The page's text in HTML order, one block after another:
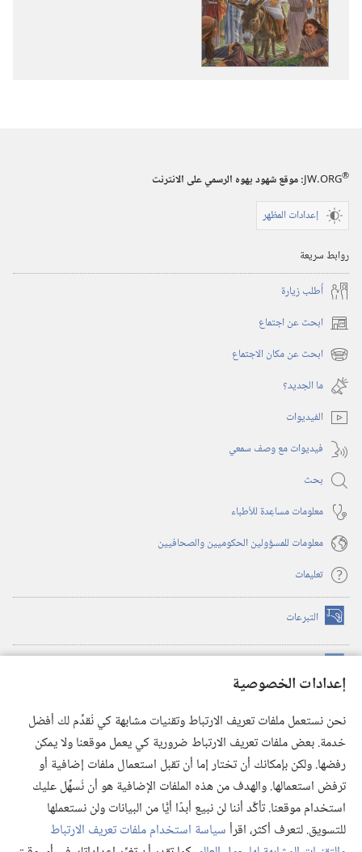
إعدادات الخصوصية
نحن نستعمل ملفات تعريف الارتباط وتقنيات مشابهة كي نُقدِّم لك أفضل
خدمة. بعض ملفات تعريف الارتباط ضرورية كي يعمل موقعنا ولا يمكن
رفضها. ولكن بإمكانك أن تختار إما أن تقبل استعمال ملفات إضافية أو
ترفض استعمالها. والهدف من هذه الملفات الإضافية هو أن نُسهِّل عليك
استخدام موقعنا. تأكَّد أننا لن نبيع أبدًا أيًّا من البيانات ولن نستعملها
للتسويق. لتعرف أكثر، اقرأسياسة استخدام ملفات تعريف الارتباط
JW.ORG®
:‏ موقع شهود يهوه الرسمي على الانترنت
إعدادات المظهر
روابط سريعة
أُطلب زيارة
ابحث عن اجتماع (يفتح
نافذة ابحث عن مكان الاجتماع (يفتح
نافذة
جديدة)
ما الجديد؟‏
الفيديوات
فيديوات مع وصف سمعي
بحث
معلومات مساعِدة للأطباء
معلومات للمسؤولين الحكوميين والصحافيين
تعليمات
التبرعات (يفتح
نافذة
(يفتح
نافذة
(يفتح
نافذة
جديدة) تطبيق ®
JW Library
مكتبة برج المراقبة